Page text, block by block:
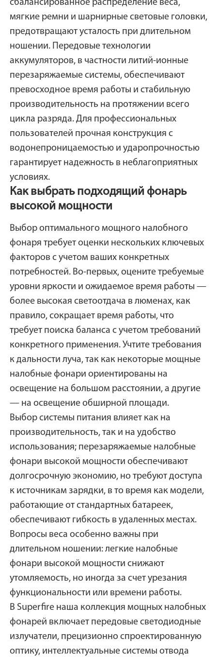
сбалансированное распределение веса,
мягкие ремни и шарнирные световые головки,
предотвращают усталость при длительном
ношении. Передовые технологии
аккумуляторов, в частности литий-ионные
перезаряжаемые системы, обеспечивают
превосходное время работы и стабильную
производительность на протяжении всего
цикла разряда. Для профессиональных
пользователей прочная конструкция с
водонепроницаемостью и ударопрочностью
гарантирует надежность в неблагоприятных
условиях.
Как выбрать подходящий фонарь
высокой мощности
Выбор оптимального мощного налобного
фонаря требует оценки нескольких ключевых
факторов с учетом ваших конкретных
потребностей. Во-первых, оцените требуемые
уровни яркости и ожидаемое время работы —
более высокая светоотдача в люменах, как
правило, сокращает время работы, что
требует поиска баланса с учетом требований
конкретного применения. Учтите требования
к дальности луча, так как некоторые мощные
налобные фонари ориентированы на
освещение на большом расстоянии, а другие
— на освещение обширной площади.
Выбор системы питания влияет как на
производительность, так и на удобство
использования; перезаряжаемые налобные
фонари высокой мощности обеспечивают
долгосрочную экономию, но требуют доступа
к источникам зарядки, в то время как модели,
работающие от стандартных батареек,
обеспечивают гибкость в удаленных местах.
Вопросы веса особенно важны при
длительном ношении: легкие налобные
фонари высокой мощности снижают
утомляемость, но иногда за счет урезания
функциональности или времени работы.
В Superfire наша коллекция мощных налобных
фонарей включает передовые светодиодные
излучатели, прецизионно спроектированную
оптику, интеллектуальные системы отвода